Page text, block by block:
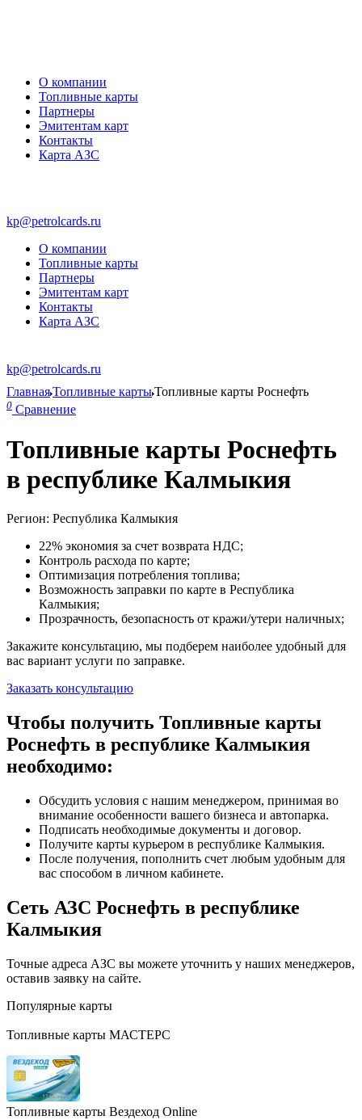
О компании
Топливные карты
Партнеры
Эмитентам карт
Контакты
Карта АЗС
kp@petrolcards.ru
О компании
Топливные карты
Партнеры
Эмитентам карт
Контакты
Карта АЗС
kp@petrolcards.ru
ГлавнаяТопливные картыТопливные карты Роснефть
0 Сравнение
Топливные карты Роснефть
в республике Калмыкия
Регион: Республика Калмыкия
22% экономия за счет возврата НДС;
Контроль расхода по карте;
Оптимизация потребления топлива;
Возможность заправки по карте в Республика
Калмыкия;
Прозрачность, безопасность от кражи/утери наличных;
Закажите консультацию, мы подберем наиболее удобный для
вас вариант услуги по заправке.
Заказать консультацию
Чтобы получить Топливные карты
Роснефть в республике Калмыкия
необходимо:
Обсудить условия с нашим менеджером, принимая во
внимание особенности вашего бизнеса и автопарка.
Подписать необходимые документы и договор.
Получите карты курьером в республике Калмыкия.
После получения, пополнить счет любым удобным для
вас способом в личном кабинете.
Сеть АЗС Роснефть в республике
Калмыкия
Точные адреса АЗС вы можете уточнить у наших менеджеров,
оставив заявку на сайте.
Популярные карты
Топливные карты МАСТЕРС
Топливные карты Вездеход Online